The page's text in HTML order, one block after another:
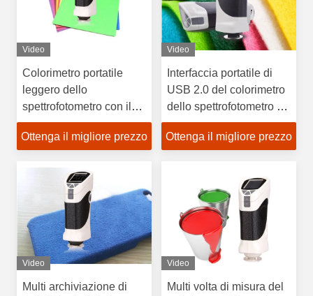
Video
Colorimetro portatile
leggero dello
spettrofotometro con il
software libero di
controllo di qualità di
Ottenga il migliore prezzo
Video
Interfaccia portatile di
USB 2.0 del colorimetro
dello spettrofotometro di
misura di bianchezza
Ottenga il migliore prezzo
Video
Multi archiviazione di
Video
Multi volta di misura del